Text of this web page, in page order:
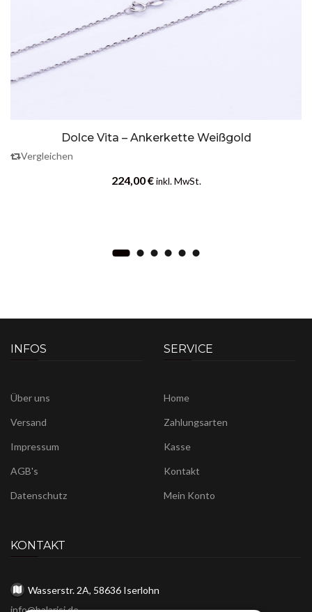
Dolce Vita – Ankerkette Weißgold
Vergleichen
224,00€ inkl. MwSt.
INFOS
Über uns
Versand
Impressum
AGB's
Datenschutz
SERVICE
Home
Zahlungsarten
Kasse
Kontakt
Mein Konto
KONTAKT
Wasserstr. 2A, 58636 Iserlohn
info@balarisi.de